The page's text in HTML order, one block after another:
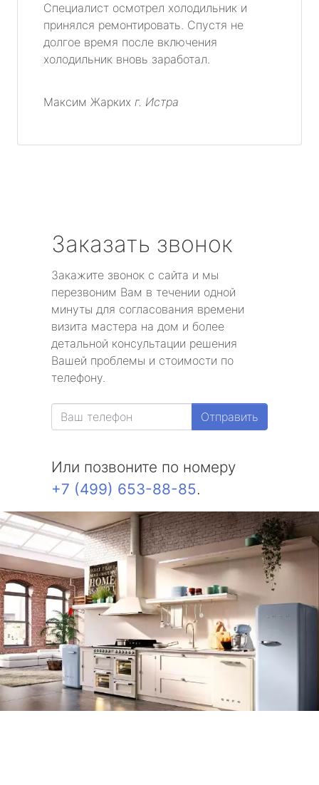
Специалист осмотрел холодильник и
принялся ремонтировать. Спустя не
долгое время после включения
холодильник вновь заработал.
Максим Жарких г. Истра
Заказать звонок
Закажите звонок с сайта и мы
перезвоним Вам в течении одной
минуты для согласования времени
визита мастера на дом и более
детальной консультации решения
Вашей проблемы и стоимости по
телефону.
Отправить
Или позвоните по номеру
+7 (499) 653-88-85.